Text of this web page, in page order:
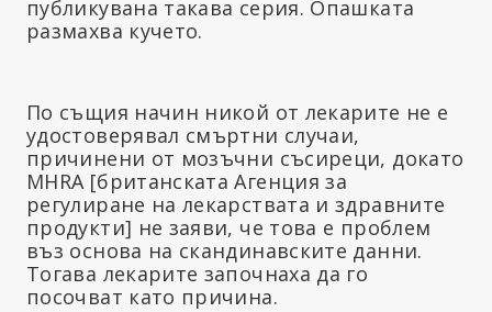
публикувана такава серия. Опашката
размахва кучето.
По същия начин никой от лекарите не е
удостоверявал смъртни случаи,
причинени от мозъчни съсиреци, докато
MHRA [британската Агенция за
регулиране на лекарствата и здравните
продукти] не заяви, че това е проблем
въз основа на скандинавските данни.
Тогава лекарите започнаха да го
посочват като причина.